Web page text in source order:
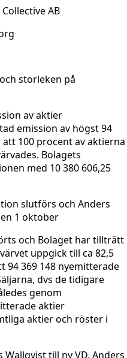
AB
storleken på
av aktier
emission av högst 94
100 procent av aktierna
Bolagets
med 10 380 606,25
slutförs och Anders
1 oktober
och Bolaget har tillträtt
uppgick till ca 82,5
94 369 148 nyemitterade
dvs de tidigare
genom
aktier
aktier och röster i
Wallqvist till ny VD. Anders